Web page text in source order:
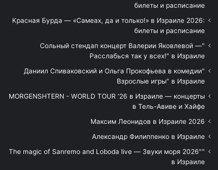
билеты и расписание
Красная Бурда — «Самеах, да и только!» в Израиле 2026:
билеты и расписание
"Сольный стендап концерт Валерии Яковлевой —
Расслабься так у всех!" в Израиле
"Даниил Спиваковский и Ольга Прокофьева в комедии
Взрослые игры" в Израиле
MORGENSHTERN - WORLD TOUR '26 в Израиле — концерты
в Тель-Авиве и Хайфе
Максим Леонидов в Израиле 2026
Александр Филиппенко в Израиле
"The magic of Sanremo and Loboda live — Звуки моря 2026"
в Израиле